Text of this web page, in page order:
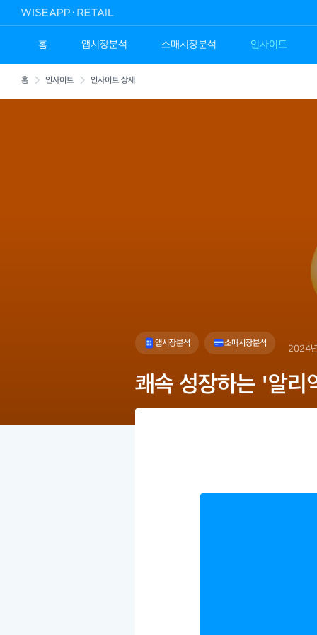
홈 앱시장분석 소매시장분석 인사이트
홈 인사이트 인사이트 상세
앱시장분석 소매시장분석 2024
쾌속 성장하는 '알리